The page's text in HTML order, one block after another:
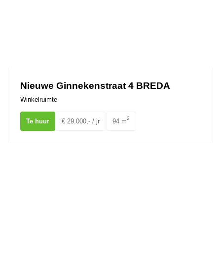
Nieuwe Ginnekenstraat 4 BREDA
Winkelruimte
Te huur € 29.000,- / jr 94 m2